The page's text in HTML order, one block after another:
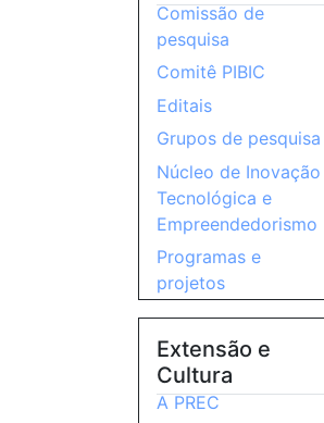
Comissão de
pesquisa
Comitê PIBIC
Editais
Grupos de pesquisa
Núcleo de Inovação
Tecnológica e
Empreendedorismo
Programas e
projetos
Extensão e
Cultura
A PREC